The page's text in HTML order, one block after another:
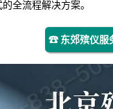
全流程解决方案。
☎ 东郊殡仪服